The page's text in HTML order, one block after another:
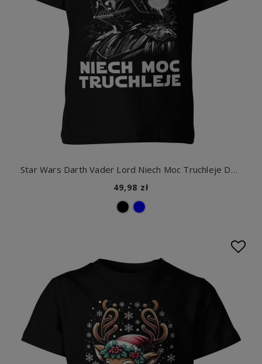
Star Wars Darth Vader Lord Niech Moc Truchleje Dziecięca koszulka
49,98 zł